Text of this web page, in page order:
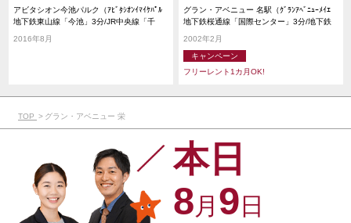
アビタシオン今池パルク（ｱﾋﾞﾀｼｵﾝｲﾏｲｹﾊﾟﾙ
ｸ）
地下鉄東山線「今池」3分/JR中央線「千
2016年8月
グラン・アベニュー 名駅（ｸﾞﾗﾝｱﾍﾞﾆｭｰﾒｲｴ
ｷ）
地下鉄桜通線「国際センター」3分/地下鉄
12分/名鉄名古屋本線「名鉄名古屋」11分/
近鉄名古屋線「名古屋」12分
2002年2月
キャンペーン
フリーレント1カ月OK!
TOP グラン・アベニュー 栄
本日
8 月 9 日